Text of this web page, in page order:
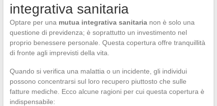
integrativa sanitaria
Optare per una mutua integrativa sanitarianon è solo una
questione di previdenza; è soprattutto un investimento nel
proprio benessere personale. Questa copertura offre tranquillità
di fronte agli imprevisti della vita.
Quando si verifica una malattia o un incidente, gli individui
possono concentrarsi sul loro recupero piuttosto che sulle
fatture mediche. Ecco alcune ragioni per cui questa copertura è
indispensabile: